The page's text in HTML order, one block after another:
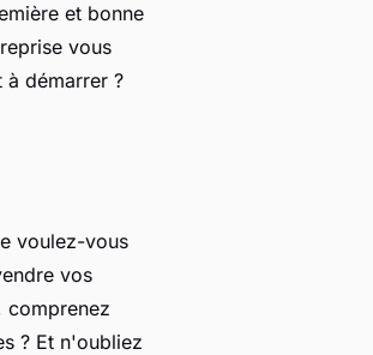
et bonne
vous
démarrer ?
voulez-vous
vos
comprenez
? Et n'oubliez